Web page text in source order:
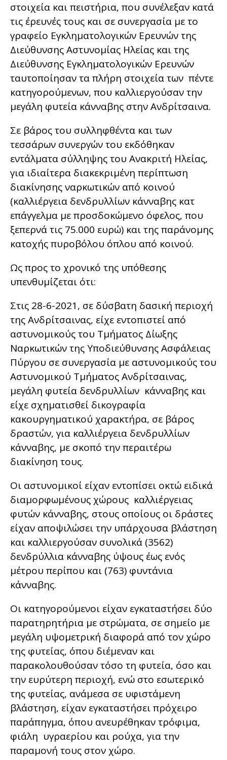
στοιχεία και πειστήρια, που συνέλεξαν κατά
τις έρευνές τους και σε συνεργασία με το
γραφείο Εγκληματολογικών Ερευνών της
Διεύθυνσης Αστυνομίας Ηλείας και της
Διεύθυνσης Εγκληματολογικών Ερευνών
ταυτοποίησαν τα πλήρη στοιχεία των πέντε
κατηγορούμενων, που καλλιεργούσαν την
μεγάλη φυτεία κάνναβης στην Ανδρίτσαινα.
Σε βάρος του συλληφθέντα και των
τεσσάρων συνεργών του εκδόθηκαν
εντάλματα σύλληψης του Ανακριτή Ηλείας,
για ιδιαίτερα διακεκριμένη περίπτωση
διακίνησης ναρκωτικών από κοινού
(καλλιέργεια δενδρυλλίων κάνναβης κατ
επάγγελμα με προσδοκώμενο όφελος, που
ξεπερνά τις 75.000 ευρώ) και της παράνομης
κατοχής πυροβόλου όπλου από κοινού.
Ως προς το χρονικό της υπόθεσης
υπενθυμίζεται ότι:
Στις 28-6-2021, σε δύσβατη δασική περιοχή
της Ανδρίτσαινας, είχε εντοπιστεί από
αστυνομικούς του Τμήματος Δίωξης
Ναρκωτικών της Υποδιεύθυνσης Ασφάλειας
Πύργου σε συνεργασία με αστυνομικούς του
Αστυνομικού Τμήματος Ανδρίτσαινας,
μεγάλη φυτεία δενδρυλλίων κάνναβης και
είχε σχηματισθεί δικογραφία
κακουργηματικού χαρακτήρα, σε βάρος
δραστών, για καλλιέργεια δενδρυλλίων
κάνναβης, με σκοπό την περαιτέρω
διακίνηση τους.
Οι αστυνομικοί είχαν εντοπίσει οκτώ ειδικά
διαμορφωμένους χώρους καλλιέργειας
φυτών κάνναβης, στους οποίους οι δράστες
είχαν αποψιλώσει την υπάρχουσα βλάστηση
και καλλιεργούσαν συνολικά (3562)
δενδρύλλια κάνναβης ύψους έως ενός
μέτρου περίπου και (763) φυντάνια
κάνναβης.
Οι κατηγορούμενοι είχαν εγκαταστήσει δύο
παρατηρητήρια με στρώματα, σε σημείο με
μεγάλη υψομετρική διαφορά από τον χώρο
της φυτείας, όπου διέμεναν και
παρακολουθούσαν τόσο τη φυτεία, όσο και
την ευρύτερη περιοχή, ενώ στο εσωτερικό
της φυτείας, ανάμεσα σε υφιστάμενη
βλάστηση, είχαν εγκαταστήσει πρόχειρο
παράπηγμα, όπου ανευρέθηκαν τρόφιμα,
φιάλη υγραερίου και ρούχα, για την
παραμονή τους στον χώρο.